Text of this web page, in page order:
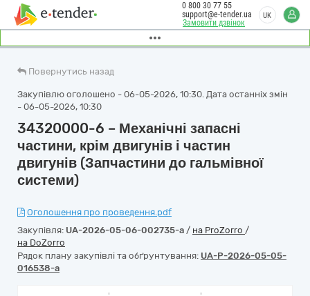
Замовити дзвінок
0 800 30 77 55
support@e-tender.ua
UK
Повернутись назад
Закупівлю оголошено - 06-05-2026, 10:30. Дата останніх змін
- 06-05-2026, 10:30
34320000-6 – Механічні запасні
частини, крім двигунів і частин
двигунів (Запчастини до гальмівної
системи)
Оголошення про проведення.pdf
Закупівля: UA-2026-05-06-002735-a / на ProZorro /
на DoZorro
Рядок плану закупівлі та обґрунтування: UA-P-2026-05-05-
016538-a